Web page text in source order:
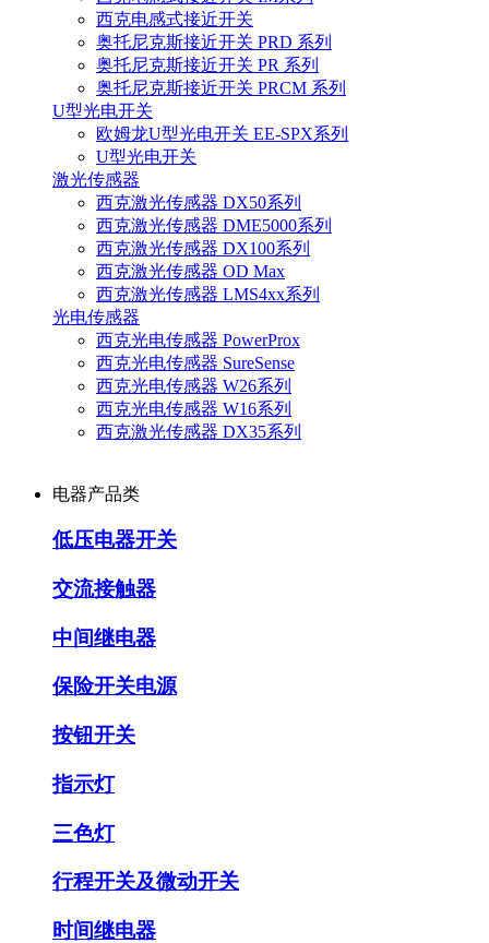
西克电感式接近开关
奥托尼克斯接近开关 PRD 系列
奥托尼克斯接近开关 PR 系列
奥托尼克斯接近开关 PRCM 系列
U型光电开关
欧姆龙U型光电开关 EE-SPX系列
U型光电开关
激光传感器
西克激光传感器 DX50系列
西克激光传感器 DME5000系列
西克激光传感器 DX100系列
西克激光传感器 OD Max
西克激光传感器 LMS4xx系列
光电传感器
西克光电传感器 PowerProx
西克光电传感器 SureSense
西克光电传感器 W26系列
西克光电传感器 W16系列
西克激光传感器 DX35系列
电器产品类
低压电器开关
交流接触器
中间继电器
保险开关电源
按钮开关
指示灯
三色灯
行程开关及微动开关
时间继电器